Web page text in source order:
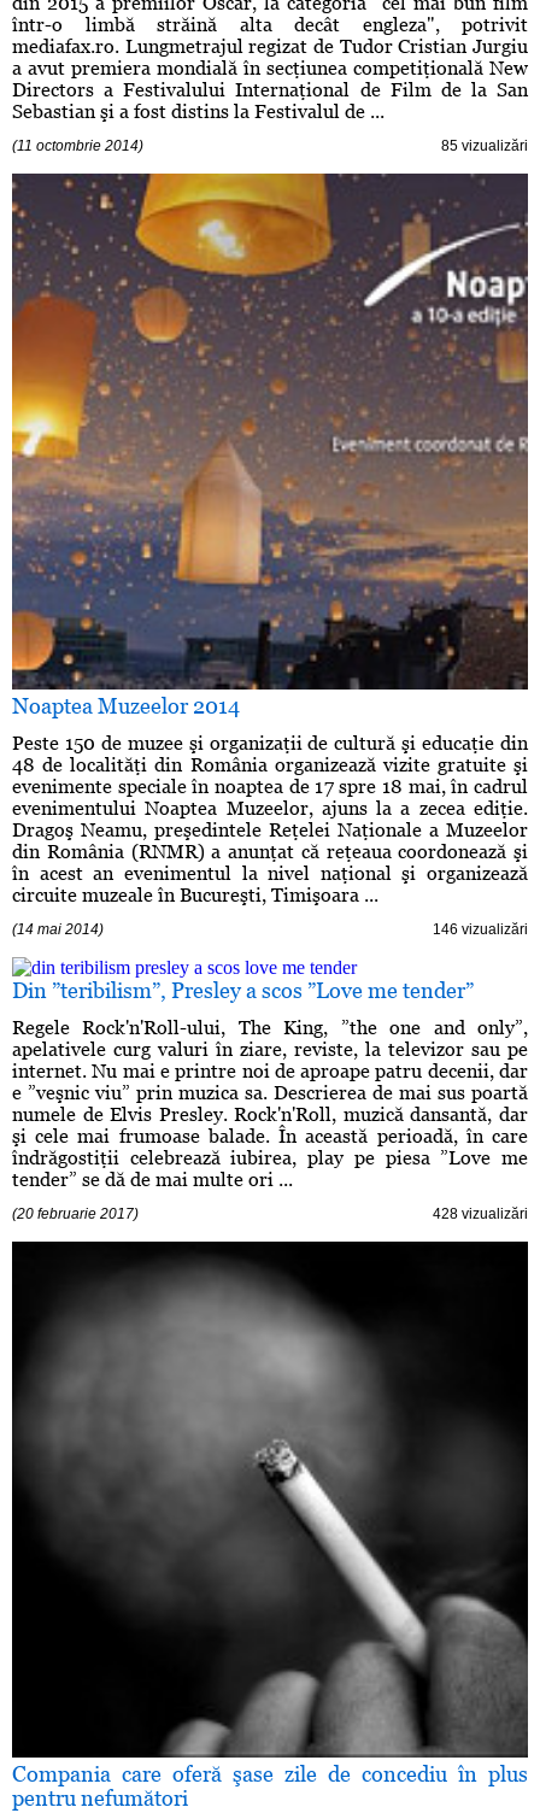
într-o limbă străină alta decât engleza", potrivit
mediafax.ro. Lungmetrajul regizat de Tudor Cristian Jurgiu
a avut premiera mondială în secţiunea competiţională New
Directors a Festivalului Internaţional de Film de la San
Sebastian şi a fost distins la Festivalul de ...
(11 octombrie 2014) 85 vizualizări
Noaptea Muzeelor 2014
Peste 150 de muzee şi organizaţii de cultură şi educaţie din
48 de localităţi din România organizează vizite gratuite şi
evenimente speciale în noaptea de 17 spre 18 mai, în cadrul
evenimentului Noaptea Muzeelor, ajuns la a zecea ediţie.
Dragoş Neamu, preşedintele Reţelei Naţionale a Muzeelor
din România (RNMR) a anunţat că reţeaua coordonează şi
în acest an evenimentul la nivel naţional şi organizează
circuite muzeale în Bucureşti, Timişoara ...
(14 mai 2014) 146 vizualizări
Din ”teribilism”, Presley a scos ”Love me tender”
Regele Rock'n'Roll-ului, The King, ”the one and only”,
apelativele curg valuri în ziare, reviste, la televizor sau pe
internet. Nu mai e printre noi de aproape patru decenii, dar
e ”veşnic viu” prin muzica sa. Descrierea de mai sus poartă
numele de Elvis Presley. Rock'n'Roll, muzică dansantă, dar
şi cele mai frumoase balade. În această perioadă, în care
îndrăgostiţii celebrează iubirea, play pe piesa ”Love me
tender” se dă de mai multe ori ...
(20 februarie 2017) 428 vizualizări
Compania care oferă şase zile de concediu în plus
pentru nefumători